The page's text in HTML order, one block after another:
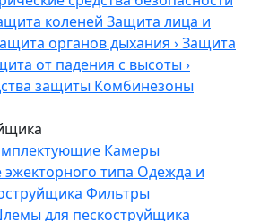
коленей Защита лица и
органов дыхания ›Защита
от падения с высоты ›
защиты Комбинезоны
Камеры
типа Одежда и
Фильтры
для пескоструйщика